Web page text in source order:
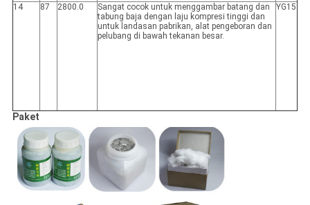
14 87 2800.0
Sangat cocok untuk menggambar batang dan
tabung baja dengan laju kompresi tinggi dan
untuk landasan pabrikan, alat pengeboran dan
pelubang di bawah tekanan besar.
YG15
Paket